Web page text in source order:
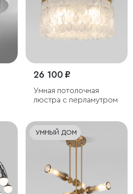
26 100 ₽
Умная потолочная
люстра с перламутром
УМНЫЙ ДОМ